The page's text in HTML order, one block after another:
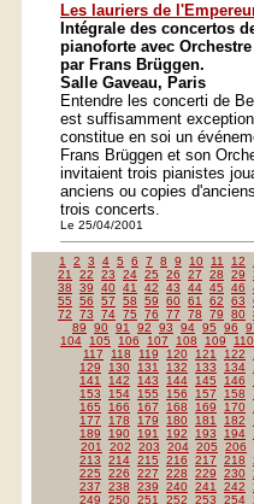
Les lauriers de
Intégrale des concertos
pianoforte avec
par Frans Brüggen.
Salle Gaveau, Paris
Entendre les concerti de
est suffisamment
constitue en soi un
Frans Brüggen et son
invitaient trois pianistes
anciens ou copies
trois concerts.
Le 25/04/2001
1 2 3 4 5 6 7 8 9 10 11 12
21
22 23 24 25 26 27 28 29
38
39 40 41 42 43 44 45 46
55
56 57 58 59 60 61 62 63
72
73 74 75 76 77 78 79 80
89
90 91 92 93 94 95 96
104
105 106 107 108 109
110
117
118 119 120 121 122
129
130 131 132 133 134
141
142 143 144 145 146
153
154 155 156 157 158
165
166 167 168 169 170
177
178 179 180 181 182
189
190 191 192 193 194
201
202 203 204 205
206
213
214 215 216 217 218
225
226 227 228 229 230
237
238 239 240 241 242
249
250 251 252 253 254